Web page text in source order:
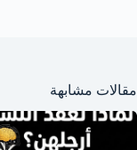
مقالات مشابهة